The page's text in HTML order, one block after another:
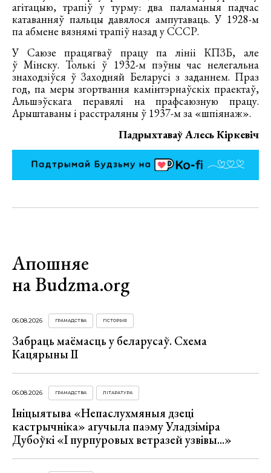
агітацыю, трапіў у турму: два паламаныя падчас
катаванняў пальцы давялося ампутаваць. У 1928-м
па абмене вязнямі трапіў назад у СССР.
У Саюзе працягваў працу па лініі КПЗБ, але
ў Мінску. Толькі ў 1932-м пэўны час нелегальна
знаходзіўся ў Заходняй Беларусі з заданнем. Праз
год, па меры згортвання камінтэрнаўскіх праектаў,
Альшэўскага перавялі на прафсаюзную працу.
Арыштаваны і расстраляны ў 1937-м за «шпіянаж».
Падрыхтаваў Алесь Кіркевіч
Апошняе
на Budzma.org
06.08.2026 ГРАМАДСТВА ГІСТОРЫЯ
Забраць маёмасць у беларусаў. Схема
Кацярыны ІІ
06.08.2026 ГРАМАДСТВА ЛІТАРАТУРА
Ініцыятыва «Непаслухмяныя дзеці
кастрычніка» агучыла паэму Уладзіміра
Дубоўкі «І пурпуровых ветразей узвівы...»